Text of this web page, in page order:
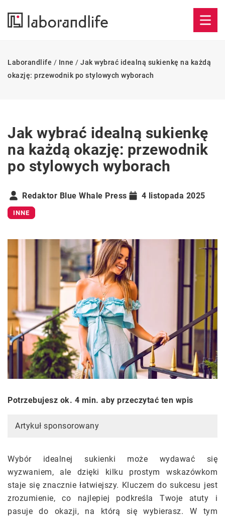
Laborandlife / Inne / Jak wybrać idealną sukienkę na każdą
okazję: przewodnik po stylowych wyborach
Jak wybrać idealną sukienkę
na każdą okazję: przewodnik
po stylowych wyborach
Redaktor Blue Whale Press 4 listopada 2025
INNE
Potrzebujesz ok. 4 min. aby przeczytać ten wpis
Artykuł sponsorowany
Wybór idealnej sukienki może wydawać się
wyzwaniem, ale dzięki kilku prostym wskazówkom
staje się znacznie łatwiejszy. Kluczem do sukcesu jest
zrozumienie, co najlepiej podkreśla Twoje atuty i
pasuje do okazji, na którą się wybierasz. W tym